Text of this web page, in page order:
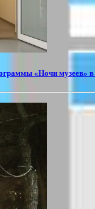
«Ночи музеев» в